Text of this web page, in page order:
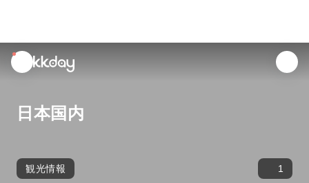
unread
notifications
日本国内
観光情報 1